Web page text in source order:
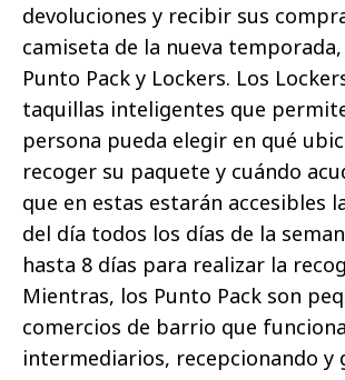
devoluciones y recibir sus
camiseta de la nueva
Punto Pack y Lockers. Los
taquillas inteligentes que
persona pueda elegir en qué
recoger su paquete y cuándo
que en estas estarán accesibles
del día todos los días de la
hasta 8 días para realizar la
Mientras, los Punto Pack son
comercios de barrio que
intermediarios, recepcionando y